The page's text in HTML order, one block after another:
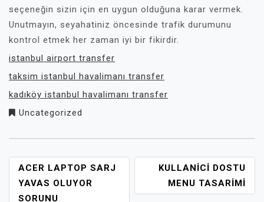
seçeneğin sizin için en uygun olduğuna karar vermek.
Unutmayın, seyahatiniz öncesinde trafik durumunu
kontrol etmek her zaman iyi bir fikirdir.
istanbul airport transfer
taksim istanbul havalimanı transfer
kadıköy istanbul havalimanı transfer
Uncategorized
YAZI
GEZINMESI
ACER LAPTOP SARJ
YAVAS OLUYOR
SORUNU
KULLANICI DOSTU
MENU TASARIMI